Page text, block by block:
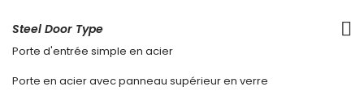
Steel Door Type
Porte d'entrée simple en acier
Porte en acier avec panneau supérieur en verre